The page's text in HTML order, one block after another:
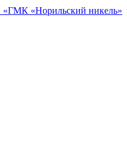
«Норильский никель»